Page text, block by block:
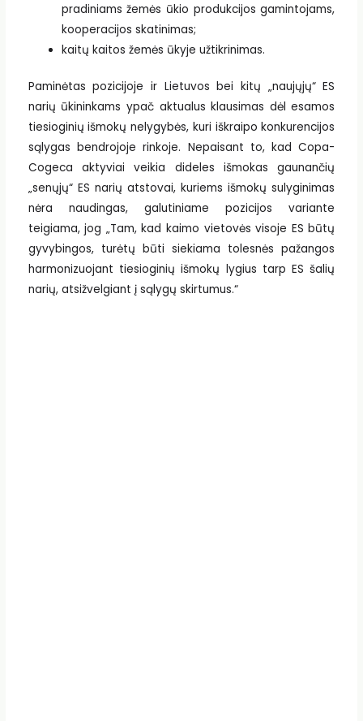
pradiniams žemės ūkio produkcijos gamintojams,
kooperacijos skatinimas;
kaitų kaitos žemės ūkyje užtikrinimas.
Paminėtas pozicijoje ir Lietuvos bei kitų „naujųjų“ ES
narių ūkininkams ypač aktualus klausimas dėl esamos
tiesioginių išmokų nelygybės, kuri iškraipo konkurencijos
sąlygas bendrojoje rinkoje. Nepaisant to, kad Copa-
Cogeca aktyviai veikia dideles išmokas gaunančių
„senųjų“ ES narių atstovai, kuriems išmokų sulyginimas
nėra naudingas, galutiniame pozicijos variante
teigiama, jog „Tam, kad kaimo vietovės visoje ES būtų
gyvybingos, turėtų būti siekiama tolesnės pažangos
harmonizuojant tiesioginių išmokų lygius tarp ES šalių
narių, atsižvelgiant į sąlygų skirtumus.“